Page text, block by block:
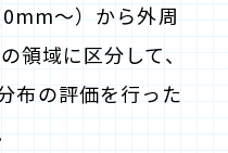
～）から外周
領域に区分して、
布の評価を行った